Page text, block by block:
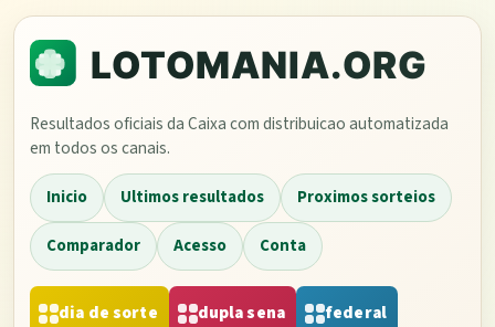
Resultados oficiais da Caixa com distribuicao automatizada
em todos os canais.
Inicio Ultimos resultados Proximos sorteios
Comparador Acesso Conta
dia de sorte dupla sena federal